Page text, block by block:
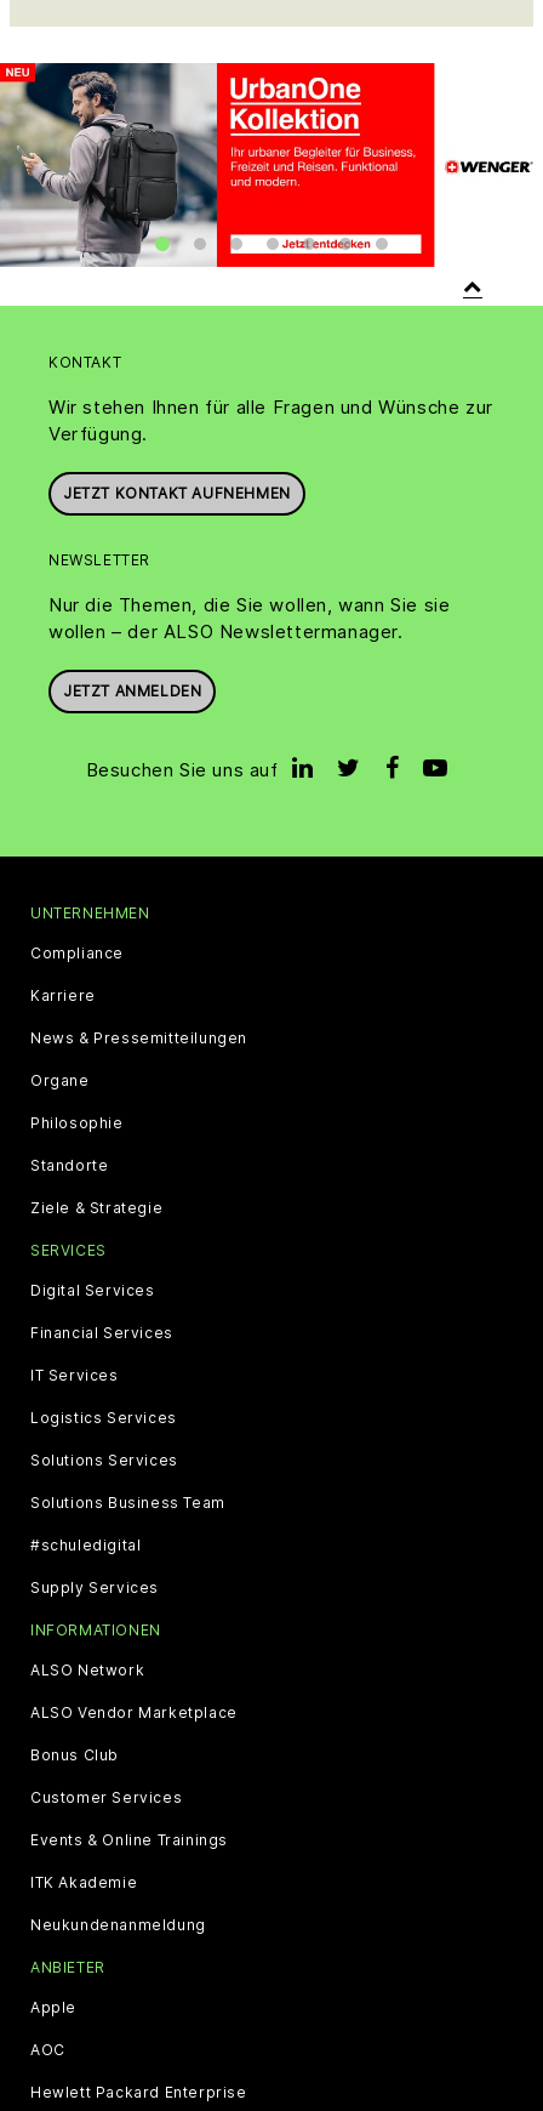
KONTAKT
Wir stehen Ihnen für alle Fragen und Wünsche zur
Verfügung.
JETZT KONTAKT AUFNEHMEN
NEWSLETTER
Nur die Themen, die Sie wollen, wann Sie sie
wollen – der ALSO Newslettermanager.
JETZT ANMELDEN
Besuchen Sie uns auf
UNTERNEHMEN
Compliance
Karriere
News & Pressemitteilungen
Organe
Philosophie
Standorte
Ziele & Strategie
SERVICES
Digital Services
Financial Services
IT Services
Logistics Services
Solutions Services
Solutions Business Team
#schuledigital
Supply Services
INFORMATIONEN
ALSO Network
ALSO Vendor Marketplace
Bonus Club
Customer Services
Events & Online Trainings
ITK Akademie
Neukundenanmeldung
ANBIETER
Apple
AOC
Hewlett Packard Enterprise